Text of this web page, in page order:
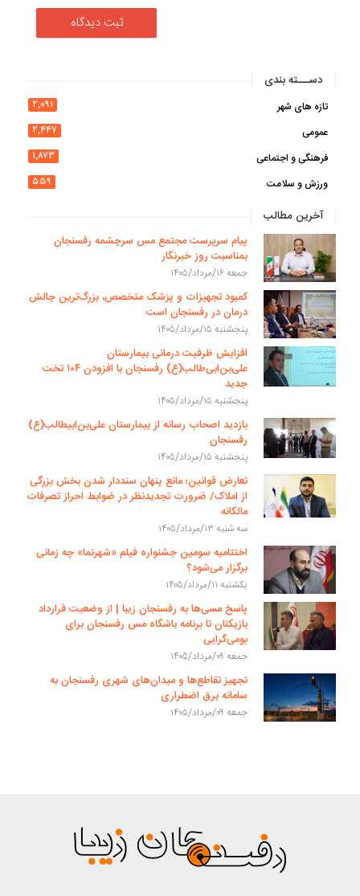
دســـته بندی
تازه های شهر
۲,۰۹۱
عمومی
۲,۴۴۷
فرهنگی و اجتماعی
۱,۸۷۳
ورزش و سلامت
۵۵۹
آخرین مطالب
پیام سرپرست مجتمع مس سرچشمه رفسنجان
بمناسبت روز خبرنگار
جمعه ۱۶/مرداد/۱۴۰۵
کمبود تجهیزات و پزشک متخصص، بزرگ‌ترین چالش
درمان در رفسنجان است
پنجشنبه ۱۵/مرداد/۱۴۰۵
افزایش ظرفیت درمانی بیمارستان
علی‌بن‌ابی‌طالب(ع) رفسنجان با افزودن ۱۰۴ تخت
جدید
پنجشنبه ۱۵/مرداد/۱۴۰۵
بازدید اصحاب رسانه از بیمارستان علی‌بن‌ابیطالب(ع)
رفسنجان
پنجشنبه ۱۵/مرداد/۱۴۰۵
تعارض قوانین؛ مانع پنهان سنددار شدن بخش بزرگی
از املاک/ ضرورت تجدیدنظر در ضوابط احراز تصرفات
مالکانه
سه شنبه ۱۳/مرداد/۱۴۰۵
اختتامیه سومین جشنواره فیلم «شهرنما» چه زمانی
برگزار می‌شود؟
یکشنبه ۱۱/مرداد/۱۴۰۵
پاسخ مسی‌ها به رفسنجان زیبا | از وضعیت قرارداد
بازیکنان تا برنامه باشگاه مس رفسنجان برای
بومی‌گرایی
جمعه ۰۹/مرداد/۱۴۰۵
تجهیز تقاطع‌ها و میدان‌های شهری رفسنجان به
سامانه برق اضطراری
جمعه ۰۹/مرداد/۱۴۰۵